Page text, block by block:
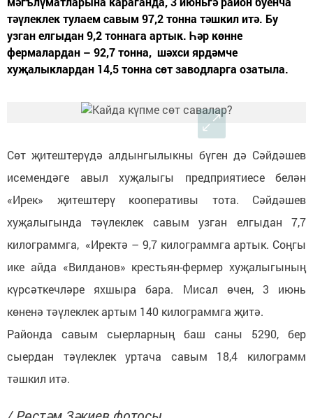
тәүлеклек тулаем савым 97,2 тонна тәшкил итә. Бу
узган елгыдан 9,2 тоннага артык. Һәр көнне
фермалардан – 92,7 тонна, шәхси ярдәмче
хуҗалыклардан 14,5 тонна сөт заводларга озатыла.
Сөт җитештерүдә алдынгылыкны бүген дә Сәйдәшев
исемендәге авыл хуҗалыгы предприятиесе белән
«Ирек» җитештерү кооперативы тота. Сәйдәшев
хуҗалыгында тәүлеклек савым узган елгыдан 7,7
килограммга, «Иректә – 9,7 килограммга артык. Соңгы
ике айда «Вилданов» крестьян-фермер хуҗалыгының
күрсәткечләре яхшыра бара. Мисал өчен, 3 июнь
көненә тәүлеклек артым 140 килограммга җитә.
Районда савым сыерларның баш саны 5290, бер
сыердан тәүлеклек уртача савым 18,4 килограмм
тәшкил итә.